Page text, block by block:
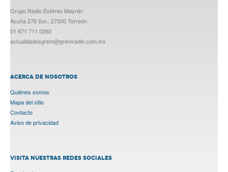
Grupo Radio Estéreo Mayrán
Acuña 276 Sur., 27000 Torreón
01 871 711 0260
actualidadesgrem@gremradio.com.mx
ACERCA DE NOSOTROS
Quiénes somos
Mapa del sitio
Contacto
Aviso de privacidad
VISITA NUESTRAS REDES SOCIALES